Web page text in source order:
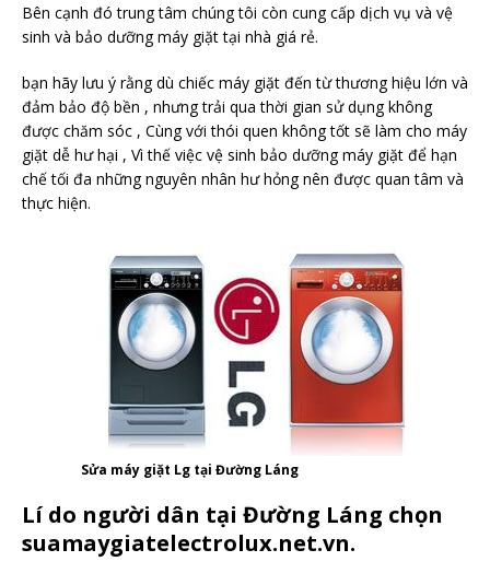
Bên cạnh đó trung tâm chúng tôi còn cung cấp dịch vụ và vệ
sinh và bảo dưỡng máy giặt tại nhà giá rẻ.
bạn hãy lưu ý rằng dù chiếc máy giặt đến từ thương hiệu lớn và
đảm bảo độ bền , nhưng trải qua thời gian sử dụng không
được chăm sóc , Cùng với thói quen không tốt sẽ làm cho máy
giặt dễ hư hại , Vì thế việc vệ sinh bảo dưỡng máy giặt để hạn
chế tối đa những nguyên nhân hư hỏng nên được quan tâm và
thực hiện.
Sửa máy giặt Lg tại Đường Láng
Lí do người dân tại Đường Láng chọn
suamaygiatelectrolux.net.vn.